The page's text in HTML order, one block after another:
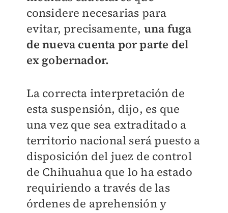
considere necesarias para
evitar, precisamente, una fuga
de nueva cuenta por parte del
ex gobernador.
La correcta interpretación de
esta suspensión, dijo, es que
una vez que sea extraditado a
territorio nacional será puesto a
disposición del juez de control
de Chihuahua que lo ha estado
requiriendo a través de las
órdenes de aprehensión y